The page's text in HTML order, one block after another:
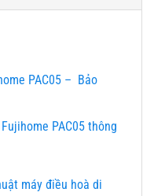
PAC05 – Bảo
PAC05 thông
máy điều hoà di